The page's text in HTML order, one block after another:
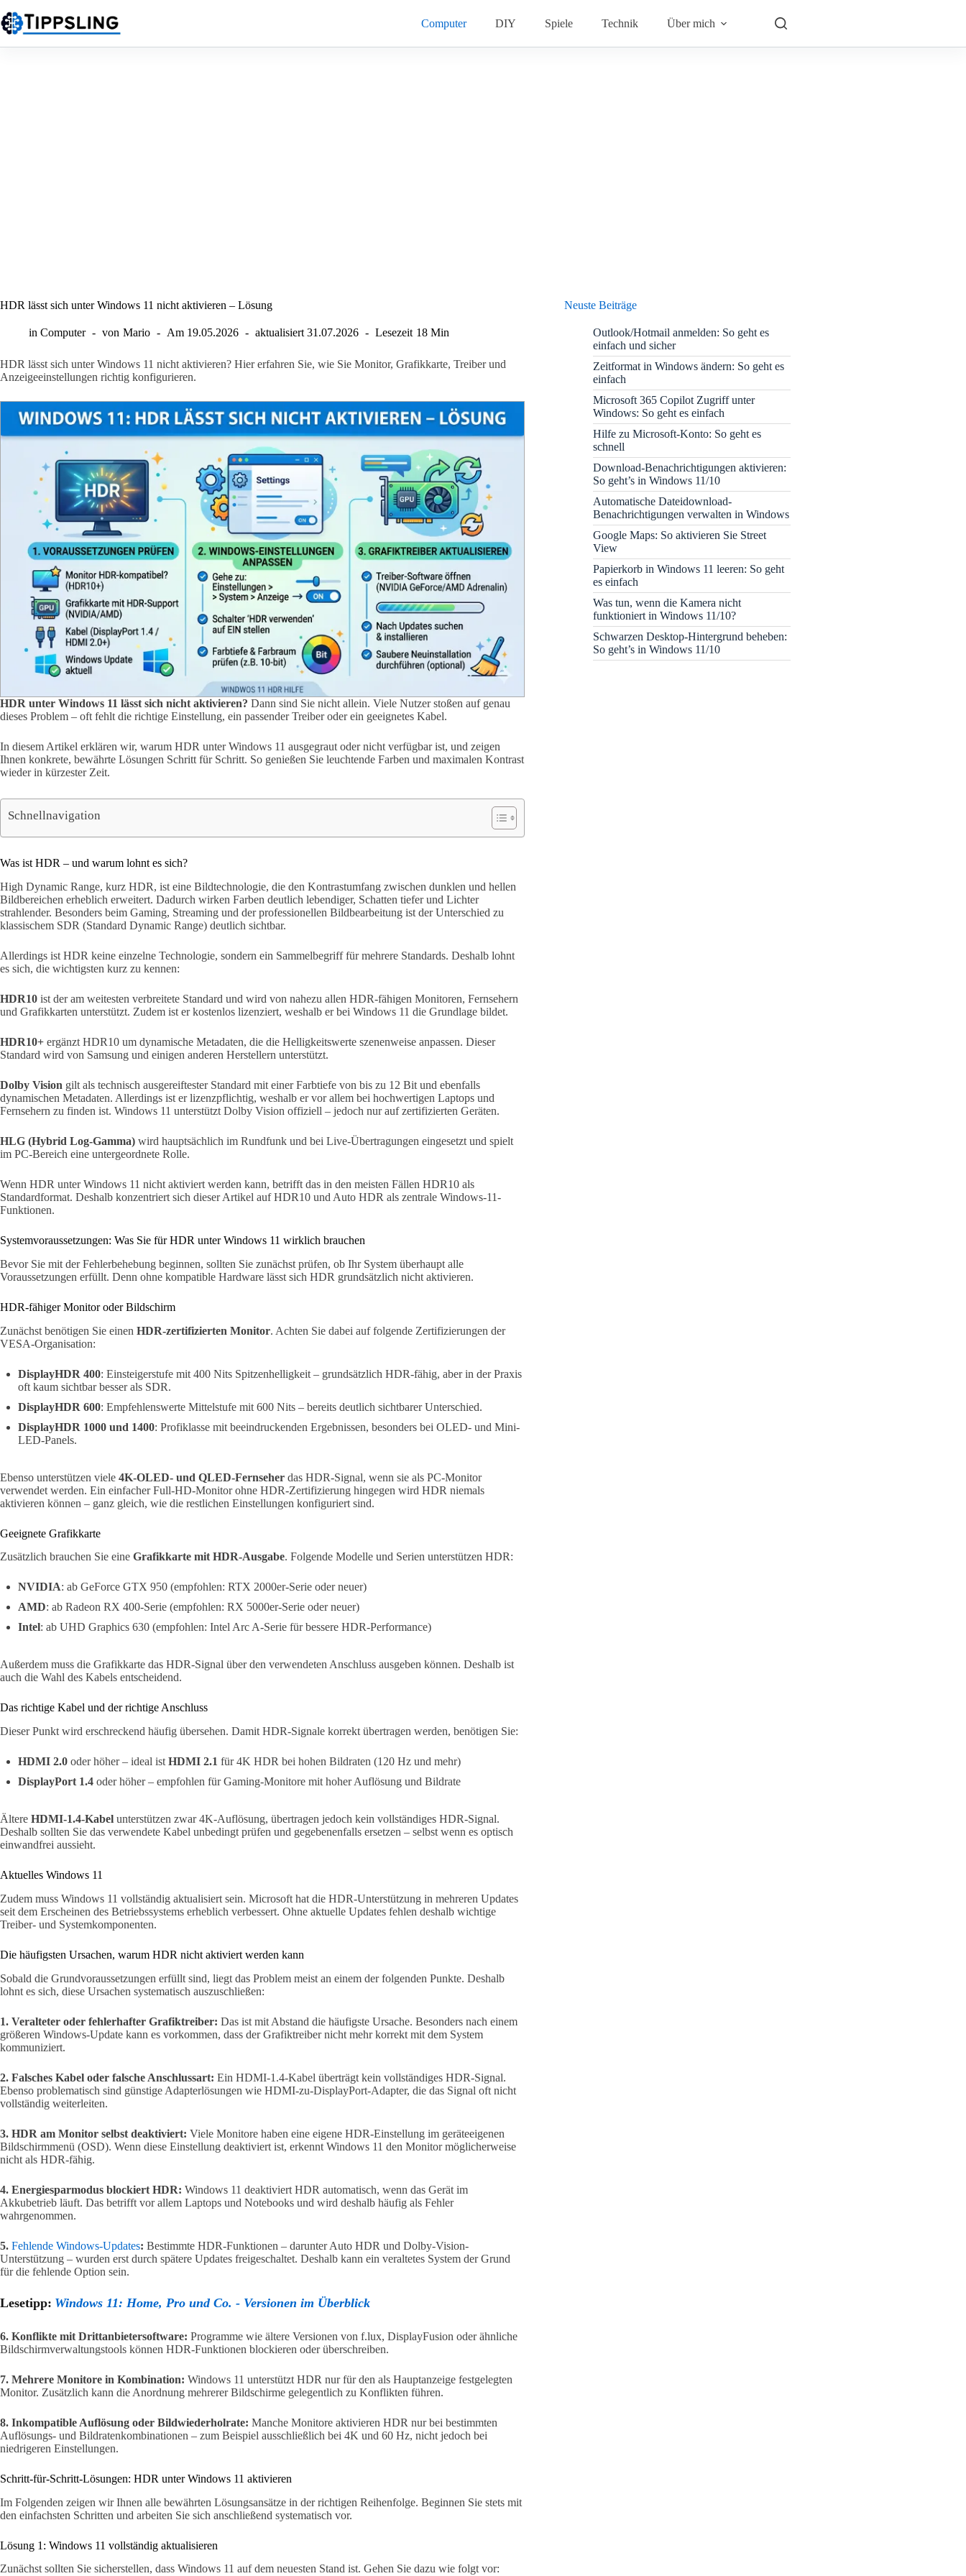
Inhalt
springen
Computer DIY Spiele Technik Über mich
HDR lässt sich unter Windows 11 nicht aktivieren – Lösung
in Computer von Mario Am 19.05.2026 aktualisiert 31.07.2026 Lesezeit 18 Min
HDR lässt sich unter Windows 11 nicht aktivieren? Hier erfahren Sie, wie Sie Monitor, Grafikkarte, Treiber und
Anzeigeeinstellungen richtig konfigurieren.
HDR unter Windows 11 lässt sich nicht aktivieren? Dann sind Sie nicht allein. Viele Nutzer stoßen auf genau
dieses Problem – oft fehlt die richtige Einstellung, ein passender Treiber oder ein geeignetes Kabel.
In diesem Artikel erklären wir, warum HDR unter Windows 11 ausgegraut oder nicht verfügbar ist, und zeigen
Ihnen konkrete, bewährte Lösungen Schritt für Schritt. So genießen Sie leuchtende Farben und maximalen Kontrast
wieder in kürzester Zeit.
Schnellnavigation
Was ist HDR – und warum lohnt es sich?
High Dynamic Range, kurz HDR, ist eine Bildtechnologie, die den Kontrastumfang zwischen dunklen und hellen
Bildbereichen erheblich erweitert. Dadurch wirken Farben deutlich lebendiger, Schatten tiefer und Lichter
strahlender. Besonders beim Gaming, Streaming und der professionellen Bildbearbeitung ist der Unterschied zu
klassischem SDR (Standard Dynamic Range) deutlich sichtbar.
Allerdings ist HDR keine einzelne Technologie, sondern ein Sammelbegriff für mehrere Standards. Deshalb lohnt
es sich, die wichtigsten kurz zu kennen:
HDR10 ist der am weitesten verbreitete Standard und wird von nahezu allen HDR-fähigen Monitoren, Fernsehern
und Grafikkarten unterstützt. Zudem ist er kostenlos lizenziert, weshalb er bei Windows 11 die Grundlage bildet.
HDR10+ ergänzt HDR10 um dynamische Metadaten, die die Helligkeitswerte szenenweise anpassen. Dieser
Standard wird von Samsung und einigen anderen Herstellern unterstützt.
Dolby Vision gilt als technisch ausgereiftester Standard mit einer Farbtiefe von bis zu 12 Bit und ebenfalls
dynamischen Metadaten. Allerdings ist er lizenzpflichtig, weshalb er vor allem bei hochwertigen Laptops und
Fernsehern zu finden ist. Windows 11 unterstützt Dolby Vision offiziell – jedoch nur auf zertifizierten Geräten.
HLG (Hybrid Log-Gamma) wird hauptsächlich im Rundfunk und bei Live-Übertragungen eingesetzt und spielt
im PC-Bereich eine untergeordnete Rolle.
Wenn HDR unter Windows 11 nicht aktiviert werden kann, betrifft das in den meisten Fällen HDR10 als
Standardformat. Deshalb konzentriert sich dieser Artikel auf HDR10 und Auto HDR als zentrale Windows-11-
Funktionen.
Systemvoraussetzungen: Was Sie für HDR unter Windows 11 wirklich brauchen
Bevor Sie mit der Fehlerbehebung beginnen, sollten Sie zunächst prüfen, ob Ihr System überhaupt alle
Voraussetzungen erfüllt. Denn ohne kompatible Hardware lässt sich HDR grundsätzlich nicht aktivieren.
HDR-fähiger Monitor oder Bildschirm
Zunächst benötigen Sie einen HDR-zertifizierten Monitor. Achten Sie dabei auf folgende Zertifizierungen der
VESA-Organisation:
DisplayHDR 400: Einsteigerstufe mit 400 Nits Spitzenhelligkeit – grundsätzlich HDR-fähig, aber in der Praxis
oft kaum sichtbar besser als SDR.
DisplayHDR 600: Empfehlenswerte Mittelstufe mit 600 Nits – bereits deutlich sichtbarer Unterschied.
DisplayHDR 1000 und 1400: Profiklasse mit beeindruckenden Ergebnissen, besonders bei OLED- und Mini-
LED-Panels.
Ebenso unterstützen viele 4K-OLED- und QLED-Fernseher das HDR-Signal, wenn sie als PC-Monitor
verwendet werden. Ein einfacher Full-HD-Monitor ohne HDR-Zertifizierung hingegen wird HDR niemals
aktivieren können – ganz gleich, wie die restlichen Einstellungen konfiguriert sind.
Geeignete Grafikkarte
Zusätzlich brauchen Sie eine Grafikkarte mit HDR-Ausgabe. Folgende Modelle und Serien unterstützen HDR:
NVIDIA: ab GeForce GTX 950 (empfohlen: RTX 2000er-Serie oder neuer)
AMD: ab Radeon RX 400-Serie (empfohlen: RX 5000er-Serie oder neuer)
Intel: ab UHD Graphics 630 (empfohlen: Intel Arc A-Serie für bessere HDR-Performance)
Außerdem muss die Grafikkarte das HDR-Signal über den verwendeten Anschluss ausgeben können. Deshalb ist
auch die Wahl des Kabels entscheidend.
Das richtige Kabel und der richtige Anschluss
Dieser Punkt wird erschreckend häufig übersehen. Damit HDR-Signale korrekt übertragen werden, benötigen Sie:
HDMI 2.0 oder höher – ideal ist HDMI 2.1 für 4K HDR bei hohen Bildraten (120 Hz und mehr)
DisplayPort 1.4 oder höher – empfohlen für Gaming-Monitore mit hoher Auflösung und Bildrate
Ältere HDMI-1.4-Kabel unterstützen zwar 4K-Auflösung, übertragen jedoch kein vollständiges HDR-Signal.
Deshalb sollten Sie das verwendete Kabel unbedingt prüfen und gegebenenfalls ersetzen – selbst wenn es optisch
einwandfrei aussieht.
Aktuelles Windows 11
Zudem muss Windows 11 vollständig aktualisiert sein. Microsoft hat die HDR-Unterstützung in mehreren Updates
seit dem Erscheinen des Betriebssystems erheblich verbessert. Ohne aktuelle Updates fehlen deshalb wichtige
Treiber- und Systemkomponenten.
Die häufigsten Ursachen, warum HDR nicht aktiviert werden kann
Sobald die Grundvoraussetzungen erfüllt sind, liegt das Problem meist an einem der folgenden Punkte. Deshalb
lohnt es sich, diese Ursachen systematisch auszuschließen:
1. Veralteter oder fehlerhafter Grafiktreiber: Das ist mit Abstand die häufigste Ursache. Besonders nach einem
größeren Windows-Update kann es vorkommen, dass der Grafiktreiber nicht mehr korrekt mit dem System
kommuniziert.
2. Falsches Kabel oder falsche Anschlussart: Ein HDMI-1.4-Kabel überträgt kein vollständiges HDR-Signal.
Ebenso problematisch sind günstige Adapterlösungen wie HDMI-zu-DisplayPort-Adapter, die das Signal oft nicht
vollständig weiterleiten.
3. HDR am Monitor selbst deaktiviert: Viele Monitore haben eine eigene HDR-Einstellung im geräteeigenen
Bildschirmmenü (OSD). Wenn diese Einstellung deaktiviert ist, erkennt Windows 11 den Monitor möglicherweise
nicht als HDR-fähig.
4. Energiesparmodus blockiert HDR: Windows 11 deaktiviert HDR automatisch, wenn das Gerät im
Akkubetrieb läuft. Das betrifft vor allem Laptops und Notebooks und wird deshalb häufig als Fehler
wahrgenommen.
5. Fehlende Windows-Updates: Bestimmte HDR-Funktionen – darunter Auto HDR und Dolby-Vision-
Unterstützung – wurden erst durch spätere Updates freigeschaltet. Deshalb kann ein veraltetes System der Grund
für die fehlende Option sein.
Lesetipp: Windows 11: Home, Pro und Co. - Versionen im Überblick
6. Konflikte mit Drittanbietersoftware: Programme wie ältere Versionen von f.lux, DisplayFusion oder ähnliche
Bildschirmverwaltungstools können HDR-Funktionen blockieren oder überschreiben.
7. Mehrere Monitore in Kombination: Windows 11 unterstützt HDR nur für den als Hauptanzeige festgelegten
Monitor. Zusätzlich kann die Anordnung mehrerer Bildschirme gelegentlich zu Konflikten führen.
8. Inkompatible Auflösung oder Bildwiederholrate: Manche Monitore aktivieren HDR nur bei bestimmten
Auflösungs- und Bildratenkombinationen – zum Beispiel ausschließlich bei 4K und 60 Hz, nicht jedoch bei
niedrigeren Einstellungen.
Schritt-für-Schritt-Lösungen: HDR unter Windows 11 aktivieren
Im Folgenden zeigen wir Ihnen alle bewährten Lösungsansätze in der richtigen Reihenfolge. Beginnen Sie stets mit
den einfachsten Schritten und arbeiten Sie sich anschließend systematisch vor.
Lösung 1: Windows 11 vollständig aktualisieren
Zunächst sollten Sie sicherstellen, dass Windows 11 auf dem neuesten Stand ist. Gehen Sie dazu wie folgt vor:
Neuste Beiträge
Outlook/Hotmail anmelden: So geht es
einfach und sicher
Zeitformat in Windows ändern: So geht es
einfach
Microsoft 365 Copilot Zugriff unter
Windows: So geht es einfach
Hilfe zu Microsoft-Konto: So geht es
schnell
Download-Benachrichtigungen aktivieren:
So geht’s in Windows 11/10
Automatische Dateidownload-
Benachrichtigungen verwalten in Windows
Google Maps: So aktivieren Sie Street
View
Papierkorb in Windows 11 leeren: So geht
es einfach
Was tun, wenn die Kamera nicht
funktioniert in Windows 11/10?
Schwarzen Desktop-Hintergrund beheben:
So geht’s in Windows 11/10